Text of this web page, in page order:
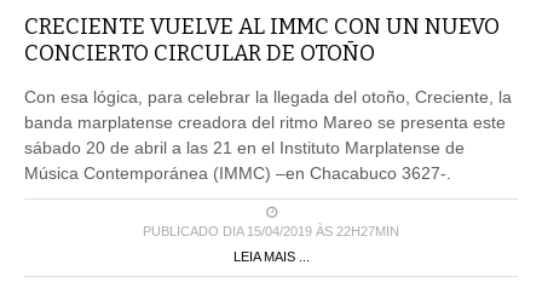
CRECIENTE VUELVE AL IMMC CON UN NUEVO
CONCIERTO CIRCULAR DE OTOÑO
Con esa lógica, para celebrar la llegada del otoño, Creciente, la
banda marplatense creadora del ritmo Mareo se presenta este
sábado 20 de abril a las 21 en el Instituto Marplatense de
Música Contemporánea (IMMC) –en Chacabuco 3627-.
PUBLICADO DIA 15/04/2019 ÀS 22H27MIN
LEIA MAIS ...